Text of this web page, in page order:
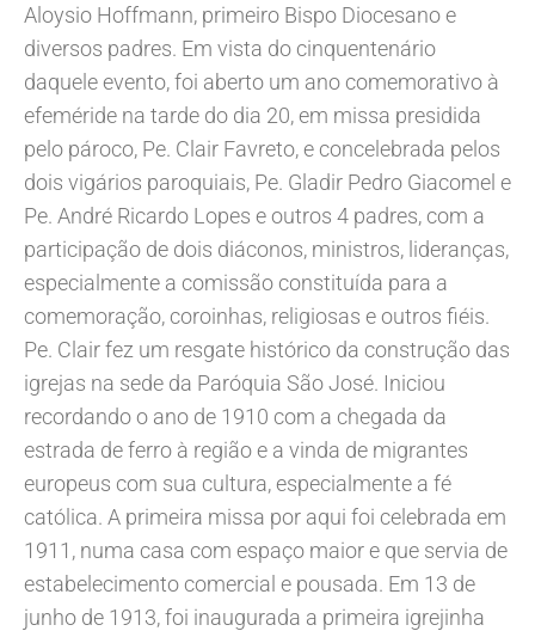
Aloysio Hoffmann, primeiro Bispo Diocesano e
diversos padres. Em vista do cinquentenário
daquele evento, foi aberto um ano comemorativo à
efeméride na tarde do dia 20, em missa presidida
pelo pároco, Pe. Clair Favreto, e concelebrada pelos
dois vigários paroquiais, Pe. Gladir Pedro Giacomel e
Pe. André Ricardo Lopes e outros 4 padres, com a
participação de dois diáconos, ministros, lideranças,
especialmente a comissão constituída para a
comemoração, coroinhas, religiosas e outros fiéis.
Pe. Clair fez um resgate histórico da construção das
igrejas na sede da Paróquia São José. Iniciou
recordando o ano de 1910 com a chegada da
estrada de ferro à região e a vinda de migrantes
europeus com sua cultura, especialmente a fé
católica. A primeira missa por aqui foi celebrada em
1911, numa casa com espaço maior e que servia de
estabelecimento comercial e pousada. Em 13 de
junho de 1913, foi inaugurada a primeira igrejinha